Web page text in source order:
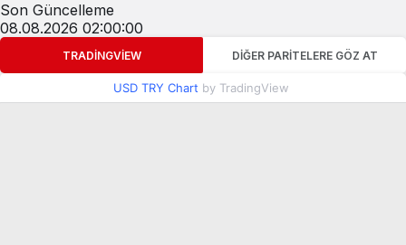
Son Güncelleme
08.08.2026 02:00:00
TRADINGVIEW DIĞER PARITELERE GÖZ AT
USD TRY Chart by TradingView